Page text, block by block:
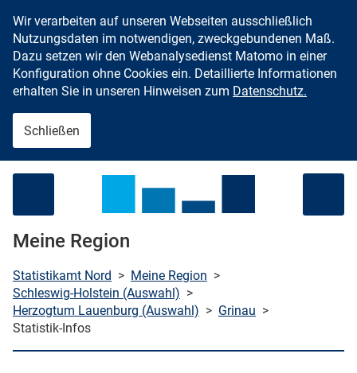
Zum Inhalt springen
starten
Wir verarbeiten auf unseren Webseiten ausschließlich
Nutzungsdaten im notwendigen, zweckgebundenen Maß.
Dazu setzen wir den Webanalysedienst Matomo in einer
Konfiguration ohne Cookies ein. Detaillierte Informationen
erhalten Sie in unseren Hinweisen zum Datenschutz.
Schließen
Meine Region
Statistikamt Nord > Meine Region >
Schleswig-Holstein (Auswahl) >
Herzogtum Lauenburg (Auswahl) > Grinau >
Statistik-Infos